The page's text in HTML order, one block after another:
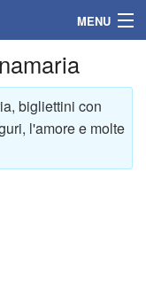
MENU
bigliettini con
l'amore e molte